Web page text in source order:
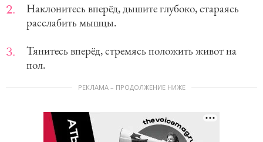
Наклонитесь вперёд, дышите глубоко, стараясь
расслабить мышцы.
Тянитесь вперёд, стремясь положить живот на
пол.
РЕКЛАМА – ПРОДОЛЖЕНИЕ НИЖЕ